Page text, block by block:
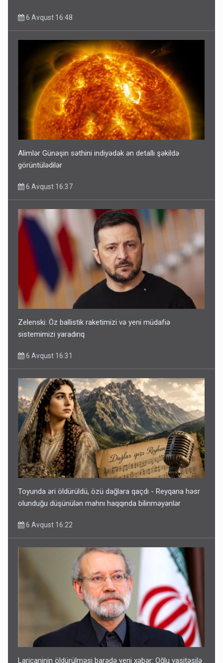
6 Avqust 16:48
Alimlər Günəşin səthini indiyədək ən detallı şəkildə
görüntülədilər
6 Avqust 16:37
Zelenski: Öz ballistik raketimizi və yeni müdafiə
sistemimizi yaradırıq
6 Avqust 16:31
Toyunda əri öldürüldü, özü dağlara qaçdı - Reyqana həsr
olunduğu düşünülən mahnı haqqında bilinməyənlər
6 Avqust 16:22
Laricaninin öldürülməsi barədə yeni xəbər: Oğlu vasitəsilə